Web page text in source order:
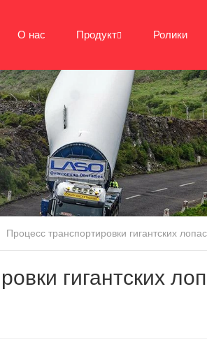
О нас Продукт Ролики
Процесс транспортировки гигантских
гигантских